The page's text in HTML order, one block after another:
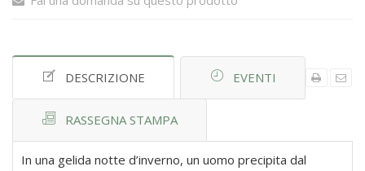
DESCRIZIONE EVENTI
RASSEGNA STAMPA
In una gelida notte d’inverno, un uomo precipita dal